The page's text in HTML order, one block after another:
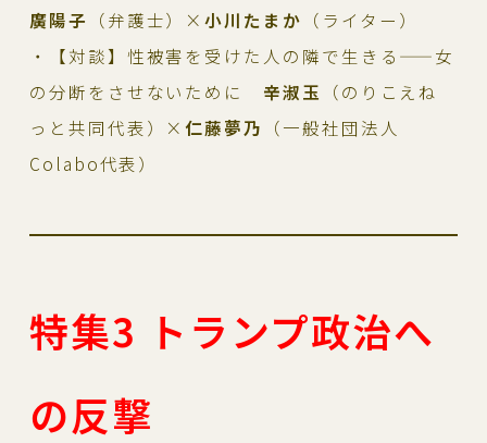
廣陽子
（弁護士）×小川たまか （ライター）
・【対談】性被害を受けた人の隣で生きる——女
の分断をさせないために 辛淑玉
（のりこえね
っと共同代表）×仁藤夢乃
（一般社団法人
Colabo代表）
特集3 トランプ政治へ
の反撃